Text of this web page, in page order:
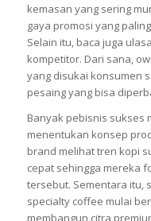
kemasan yang sering
gaya promosi yang
Selain itu, baca juga
kompetitor. Dari sana,
yang disukai konsumen
pesaing yang bisa
Banyak pebisnis sukses
menentukan konsep
brand melihat tren kopi
cepat sehingga mereka
tersebut. Sementara itu,
specialty coffee mulai
membangun citra